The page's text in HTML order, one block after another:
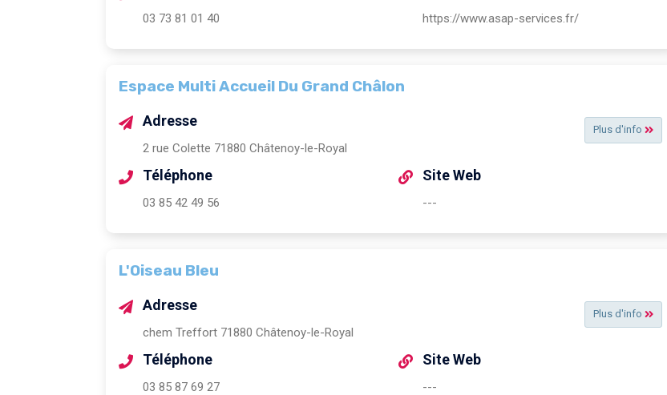
03 73 81 01 40 https://www.asap-services.fr/
Espace Multi Accueil Du Grand Châlon
Plus d'info
Adresse
2 rue Colette 71880 Châtenoy-le-Royal
Téléphone
03 85 42 49 56
Site Web
---
L'Oiseau Bleu
Plus d'info
Adresse
chem Treffort 71880 Châtenoy-le-Royal
Téléphone
03 85 87 69 27
Site Web
---